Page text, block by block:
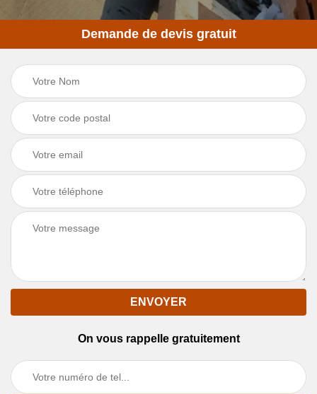
Demande de devis gratuit
On vous rappelle gratuitement